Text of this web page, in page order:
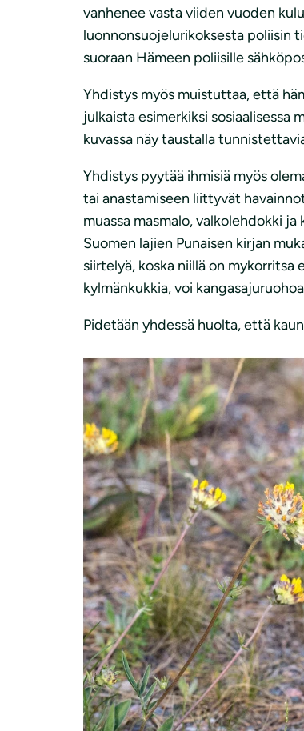
vanhenee vasta viiden vuoden
luonnonsuojelurikoksesta poliisin
suoraan Hämeen poliisille
Yhdistys myös muistuttaa, että
julkaista esimerkiksi sosiaalisessa
kuvassa näy taustalla
Yhdistys pyytää ihmisiä myös
tai anastamiseen liittyvät
muassa masmalo, valkolehdokki
Suomen lajien Punaisen kirjan
siirtelyä, koska niillä on mykorritsa
kylmänkukkia, voi
Pidetään yhdessä huolta, että